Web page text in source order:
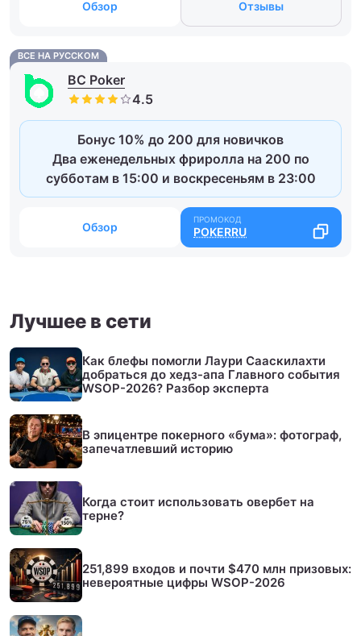
Обзор Отзывы
ВСЕ НА РУССКОМ
BC Poker
Бонус 10% до 200 для новичков
Два еженедельных фриролла на 200 по
субботам в 15:00 и воскресеньям в 23:00
Обзор POKERRU
Лучшее в сети
Как блефы помогли Лаури Сааскилахти
добраться до хедз-апа Главного события
WSOP-2026? Разбор эксперта
В эпицентре покерного «бума»: фотограф,
запечатлевший историю
Когда стоит использовать овербет на
терне?
251,899 входов и почти $470 млн призовых:
невероятные цифры WSOP-2026